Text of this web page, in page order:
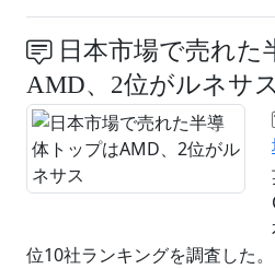
日本市場で売れた
AMD、2位がルネサス
位10社ランキングを調査した